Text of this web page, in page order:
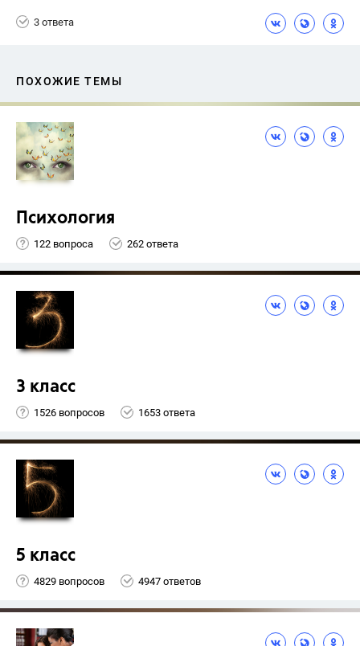
3 ответа
ПОХОЖИЕ ТЕМЫ
Психология
122 вопроса 262 ответа
3 класс
1526 вопросов 1653 ответа
5 класс
4829 вопросов 4947 ответов